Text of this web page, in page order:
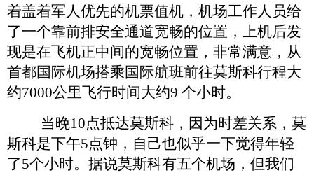
着盖着军人优先的机票值机 ，机场工作人员给
了一个靠前排安全通道宽畅的位置，上机后发
现是在飞机正中间的宽畅位置， 非常满意， 从
首都国际机场搭乘国际航班前往莫斯科行程大
约7000公里飞行时间大约9 个小时。
当晚10点抵达莫斯科， 因为时差关系 ， 莫
斯科是下午5点钟， 自己也似乎一下觉得年轻
了5个小时。 据说莫斯科有五个机场，但我们